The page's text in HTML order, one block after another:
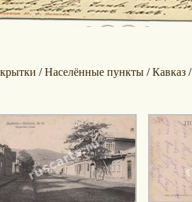
/Населённые пункты/Кавказ/